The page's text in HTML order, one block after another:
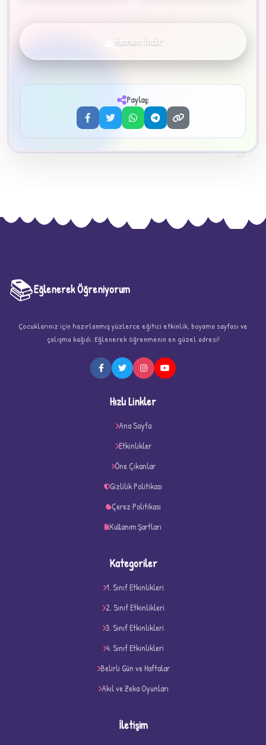
3
D
Hemen İndir
Paylaş:
📚Eğlenerek Öğreniyorum
Çocuklarınız için hazırlanmış yüzlerce eğitici etkinlik, boyama sayfası ve
çalışma kağıdı. Eğlenerek öğrenmenin en güzel adresi!
Hızlı Linkler
Ana Sayfa
Etkinlikler
Öne Çıkanlar
Gizlilik Politikası
Çerez Politikası
Kullanım Şartları
Kategoriler
1. Sınıf Etkinlikleri
2. Sınıf Etkinlikleri
3. Sınıf Etkinlikleri
4. Sınıf Etkinlikleri
Belirli Gün ve Haftalar
Akıl ve Zeka Oyunları
İletişim